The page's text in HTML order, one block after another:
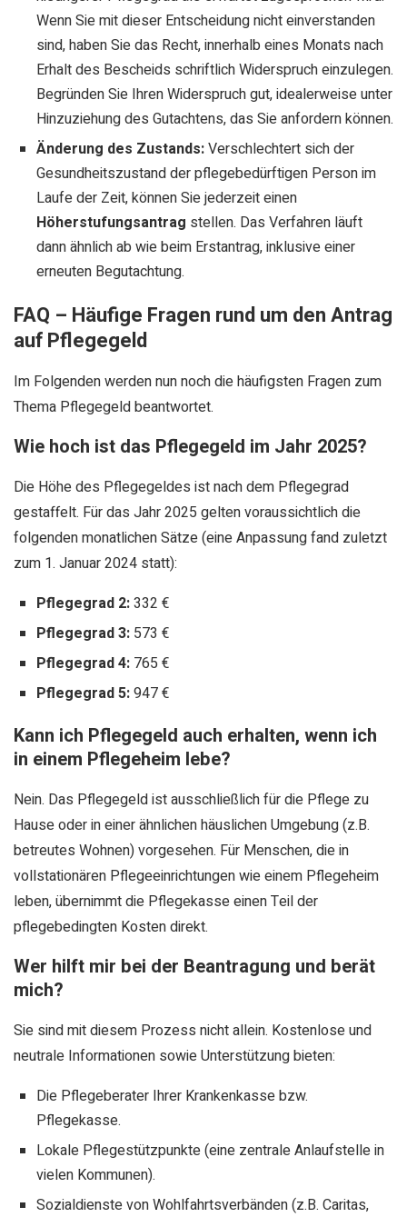
Wenn Sie mit dieser Entscheidung nicht einverstanden
sind, haben Sie das Recht, innerhalb eines Monats nach
Erhalt des Bescheids schriftlich Widerspruch einzulegen.
Begründen Sie Ihren Widerspruch gut, idealerweise unter
Hinzuziehung des Gutachtens, das Sie anfordern können.
Änderung des Zustands:Verschlechtert sich der
Gesundheitszustand der pflegebedürftigen Person im
Laufe der Zeit, können Sie jederzeit einen
Höherstufungsantrag stellen. Das Verfahren läuft
dann ähnlich ab wie beim Erstantrag, inklusive einer
erneuten Begutachtung.
FAQ – Häufige Fragen rund um den Antrag
auf Pflegegeld
Im Folgenden werden nun noch die häufigsten Fragen zum
Thema Pflegegeld beantwortet.
Wie hoch ist das Pflegegeld im Jahr 2025?
Die Höhe des Pflegegeldes ist nach dem Pflegegrad
gestaffelt. Für das Jahr 2025 gelten voraussichtlich die
folgenden monatlichen Sätze (eine Anpassung fand zuletzt
zum 1. Januar 2024 statt):
Pflegegrad 2:332 €
Pflegegrad 3: 573 €
Pflegegrad 4: 765 €
Pflegegrad 5:947 €
Kann ich Pflegegeld auch erhalten, wenn ich
in einem Pflegeheim lebe?
Nein. Das Pflegegeld ist ausschließlich für die Pflege zu
Hause oder in einer ähnlichen häuslichen Umgebung (z.B.
betreutes Wohnen) vorgesehen. Für Menschen, die in
vollstationären Pflegeeinrichtungen wie einem Pflegeheim
leben, übernimmt die Pflegekasse einen Teil der
pflegebedingten Kosten direkt.
Wer hilft mir bei der Beantragung und berät
mich?
Sie sind mit diesem Prozess nicht allein. Kostenlose und
neutrale Informationen sowie Unterstützung bieten:
Die Pflegeberater Ihrer Krankenkasse bzw.
Pflegekasse.
Lokale Pflegestützpunkte (eine zentrale Anlaufstelle in
vielen Kommunen).
Sozialdienste von Wohlfahrtsverbänden (z.B. Caritas,